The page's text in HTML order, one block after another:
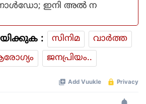
ഇനി അല്‍ ന
: സിനിമ
വാര്‍ത്ത
ജനപ്രിയം..